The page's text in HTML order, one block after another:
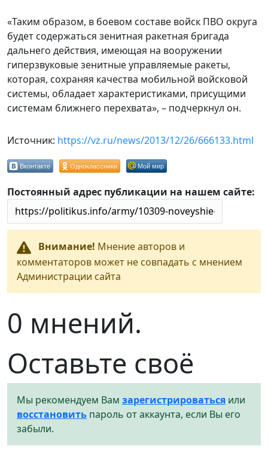
«Таким образом, в боевом составе войск ПВО округа
будет содержаться зенитная ракетная бригада
дальнего действия, имеющая на вооружении
гиперзвуковые зенитные управляемые ракеты,
которая, сохраняя качества мобильной войсковой
системы, обладает характеристиками, присущими
системам ближнего перехвата», – подчеркнул он.
Источник: https://vz.ru/news/2013/12/26/666133.html
Вконтакте Одноклассники Мой мир
Постоянный адрес публикации на нашем сайте:
Внимание! Мнение авторов и
комментаторов может не совпадать с мнением
Администрации сайта
0 мнений.
Оставьте своё
Мы рекомендуем Вам зарегистрироваться или
восстановить пароль от аккаунта, если Вы его
забыли.